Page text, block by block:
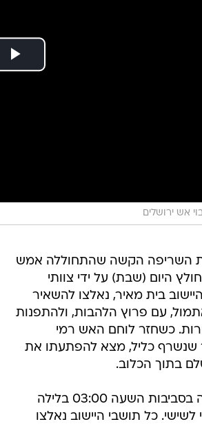
אש ירושלים
השריפה הקשה שהתחוללה אמש
היום (שבת) על ידי צוותי
היישוב בית מאיר, נאלצו להשאיר
עם פרוץ הלהבות, ולהתפנות
כשחזר לוחם האש רמי
שנשרף כליל, מצא להפתעתו את
בתוך הכלוב.
השריפה פרצה בסביבות השעה 03:00 בלילה
לשישי. כל תושבי היישוב נאלצו